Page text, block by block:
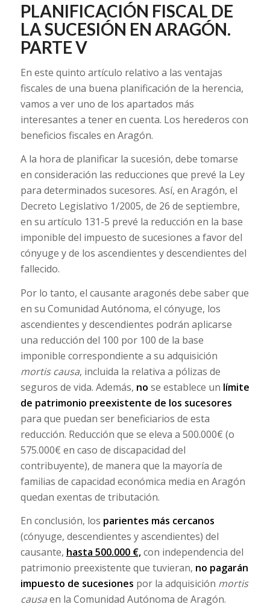
PLANIFICACIÓN FISCAL DE
LA SUCESIÓN EN ARAGÓN.
PARTE V
En este quinto artículo relativo a las ventajas
fiscales de una buena planificación de la herencia,
vamos a ver uno de los apartados más
interesantes a tener en cuenta. Los herederos con
beneficios fiscales en Aragón.
A la hora de planificar la sucesión, debe tomarse
en consideración las reducciones que prevé la Ley
para determinados sucesores. Así, en Aragón, el
Decreto Legislativo 1/2005, de 26 de septiembre,
en su artículo 131-5 prevé la reducción en la base
imponible del impuesto de sucesiones a favor del
cónyuge y de los ascendientes y descendientes del
fallecido.
Por lo tanto, el causante aragonés debe saber que
en su Comunidad Autónoma, el cónyuge, los
ascendientes y descendientes podrán aplicarse
una reducción del 100 por 100 de la base
imponible correspondiente a su adquisición
mortis causa, incluida la relativa a pólizas de
seguros de vida. Además, no se establece un límite
de patrimonio preexistente de los sucesores
para que puedan ser beneficiarios de esta
reducción. Reducción que se eleva a 500.000€ (o
575.000€ en caso de discapacidad del
contribuyente), de manera que la mayoría de
familias de capacidad económica media en Aragón
quedan exentas de tributación.
En conclusión, los parientes más cercanos
(cónyuge, descendientes y ascendientes) del
causante, hasta 500.000 €,con independencia del
patrimonio preexistente que tuvieran, no pagarán
impuesto de sucesiones por la adquisición mortis
causaen la Comunidad Autónoma de Aragón.